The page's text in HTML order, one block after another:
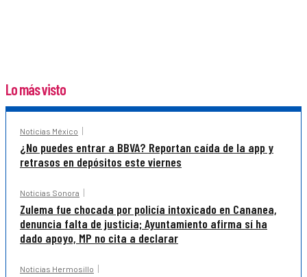
Lo más visto
Noticias México
¿No puedes entrar a BBVA? Reportan caída de la app y
retrasos en depósitos este viernes
Noticias Sonora
Zulema fue chocada por policía intoxicado en Cananea,
denuncia falta de justicia; Ayuntamiento afirma sí ha
dado apoyo, MP no cita a declarar
Noticias Hermosillo